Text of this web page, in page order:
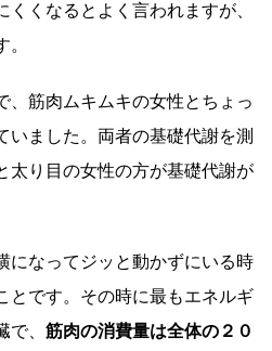
くなるとよく言われますが、
。
、筋肉ムキムキの女性とちょっ
いました。両者の基礎代謝を測
太り目の女性の方が基礎代謝が
になってジッと動かずにいる時
とです。その時に最もエネルギ
、 筋肉の消費量は全体の２０